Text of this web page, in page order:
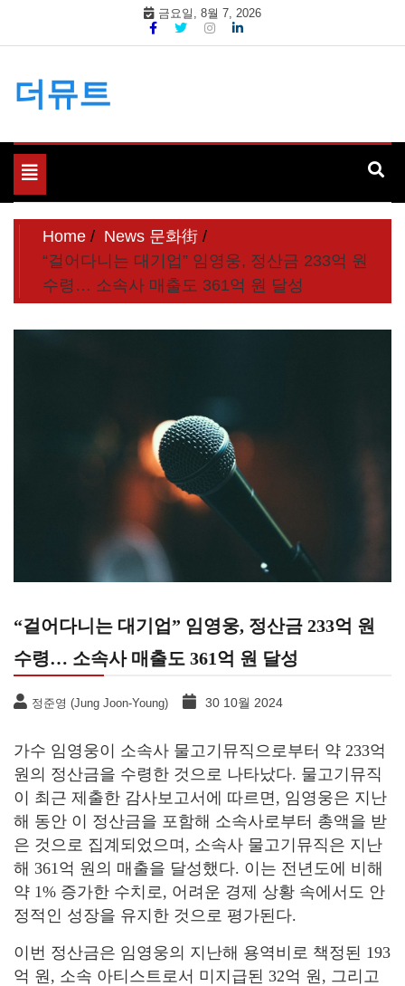
금요일, 8월 7, 2026
더뮤트
Toggle
navigation
Home
News 문화街
“걸어다니는 대기업” 임영웅, 정산금 233억 원
수령… 소속사 매출도 361억 원 달성
“걸어다니는 대기업” 임영웅, 정산금 233억 원
수령… 소속사 매출도 361억 원 달성
정준영 (Jung Joon-Young) 30 10월 2024
가수 임영웅이 소속사 물고기뮤직으로부터 약 233억
원의 정산금을 수령한 것으로 나타났다. 물고기뮤직
이 최근 제출한 감사보고서에 따르면, 임영웅은 지난
해 동안 이 정산금을 포함해 소속사로부터 총액을 받
은 것으로 집계되었으며, 소속사 물고기뮤직은 지난
해 361억 원의 매출을 달성했다. 이는 전년도에 비해
약 1% 증가한 수치로, 어려운 경제 상황 속에서도 안
정적인 성장을 유지한 것으로 평가된다.
이번 정산금은 임영웅의 지난해 용역비로 책정된 193
억 원, 소속 아티스트로서 미지급된 32억 원, 그리고